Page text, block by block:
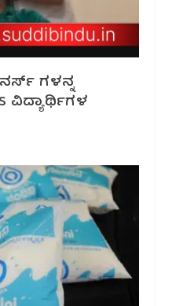
ಗಳನ್ನ
ವಿದ್ಯಾರ್ಥಿಗಳ